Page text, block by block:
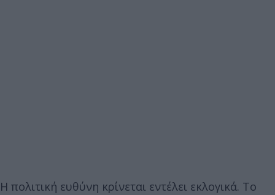
Η πολιτική ευθύνη κρίνεται εντέλει εκλογικά. Το